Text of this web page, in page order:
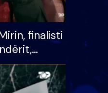
finalisti
divorci